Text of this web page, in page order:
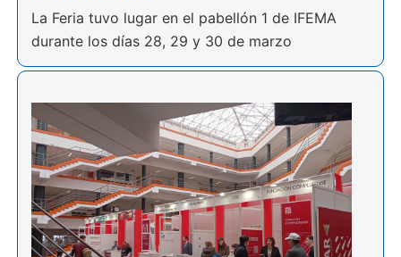
La Feria tuvo lugar en el pabellón 1 de IFEMA
durante los días 28, 29 y 30 de marzo